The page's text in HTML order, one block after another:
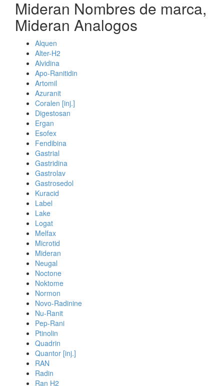
Mideran Nombres de marca,
Mideran Analogos
Alquen
Alter-H2
Alvidina
Apo-Ranitidin
Artomil
Azuranit
Coralen [inj.]
Digestosan
Ergan
Esofex
Fendibina
Gastrial
Gastridina
Gastrolav
Gastrosedol
Kuracid
Label
Lake
Logat
Melfax
Microtid
Mideran
Neugal
Noctone
Noktome
Normon
Novo-Radinine
Nu-Ranit
Pep-Rani
Ptinolin
Quadrin
Quantor [inj.]
RAN
Radin
Ran H2